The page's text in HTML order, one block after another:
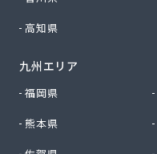
高知県
九州エリア
福岡県
熊本県